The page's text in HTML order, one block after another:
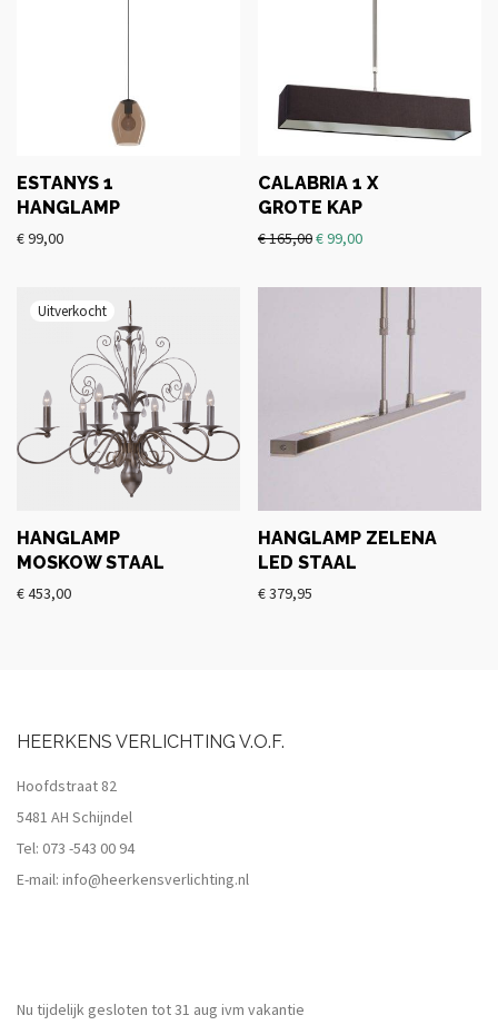
ESTANYS 1
HANGLAMP
€99,00
CALABRIA 1 X
GROTE KAP
€165,00€99,00
HANGLAMP
MOSKOW STAAL
€453,00
HANGLAMP ZELENA
LED STAAL
€379,95
HEERKENS VERLICHTING V.O.F.
Hoofdstraat 82
5481 AH Schijndel
Tel: 073 -543 00 94
E-mail: info@heerkensverlichting.nl
Nu tijdelijk gesloten tot 31 aug ivm vakantie